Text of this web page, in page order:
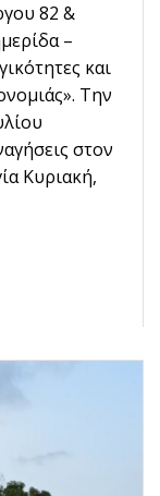
82 &
–
και
Την
στον
Κυριακή,